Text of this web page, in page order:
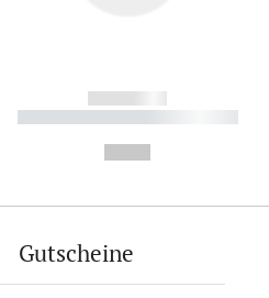
------------
----------- ----------- ----------
Gutscheine